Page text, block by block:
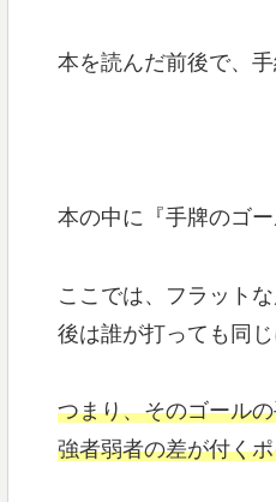
本を読んだ前後で、
本の中に『手牌のゴ
ここでは、フラット
後は誰が打っても同
つまり、そのゴール
強者弱者の差が付く